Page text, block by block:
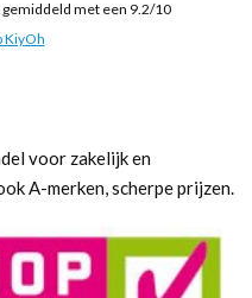
met een 9.2/10
KiyOh
voor zakelijk en
A-merken, scherpe prijzen.